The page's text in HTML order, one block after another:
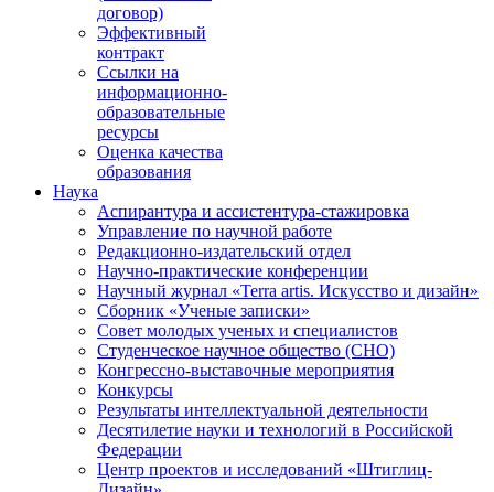
договор)
Эффективный
контракт
Ссылки на
информационно-
образовательные
ресурсы
Оценка качества
образования
Наука
Аспирантура и ассистентура-стажировка
Управление по научной работе
Редакционно-издательский отдел
Научно-практические конференции
Научный журнал «Terra artis. Искусство и дизайн»
Сборник «Ученые записки»
Совет молодых ученых и специалистов
Студенческое научное общество (СНО)
Конгрессно-выставочные мероприятия
Конкурсы
Результаты интеллектуальной деятельности
Десятилетие науки и технологий в Российской
Федерации
Центр проектов и исследований «Штиглиц-